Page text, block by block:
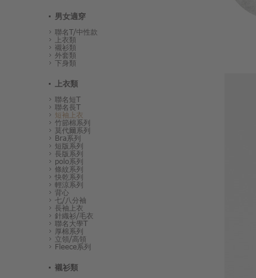
男女適穿
聯名T/中性款
上衣類
襯衫類
外套類
下身類
上衣類
聯名短T
聯名長T
短袖上衣
竹節棉系列
莫代爾系列
Bra系列
短版系列
長版系列
polo系列
條紋系列
快乾系列
輕涼系列
背心
七/八分袖
長袖上衣
針織衫/毛衣
聯名大學T
厚棉系列
立領/高領
Fleece系列
襯衫類